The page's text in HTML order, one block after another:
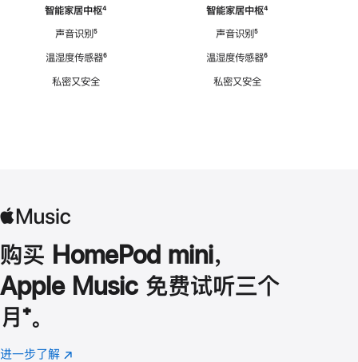
智能家居中枢脚
⁴
声音识别脚
⁵
温湿度传感器脚
⁶
私密又安全
智能家居中枢脚
⁴
声音识别脚
⁵
温湿度传感器脚
⁶
私密又安全
购买 HomePod mini，
Apple Music 免费试听三个
月 脚
注
⁺。
进一步了解 Apple
(在